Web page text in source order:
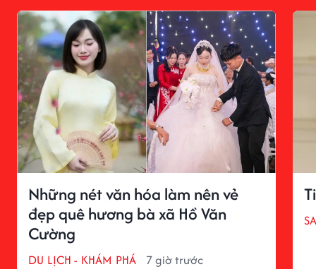
Những nét văn hóa làm nên vẻ
đẹp quê hương bà xã Hồ Văn
Cường
DU LỊCH - KHÁM PHÁ 7 giờ trước